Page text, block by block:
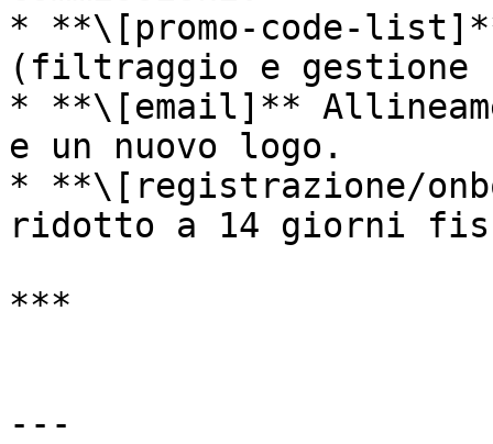
* **\[promo-code-
(filtraggio e gestione
* **\[email]**
e un nuovo logo.
* **\[registrazione/
ridotto a 14 giorni
***
---